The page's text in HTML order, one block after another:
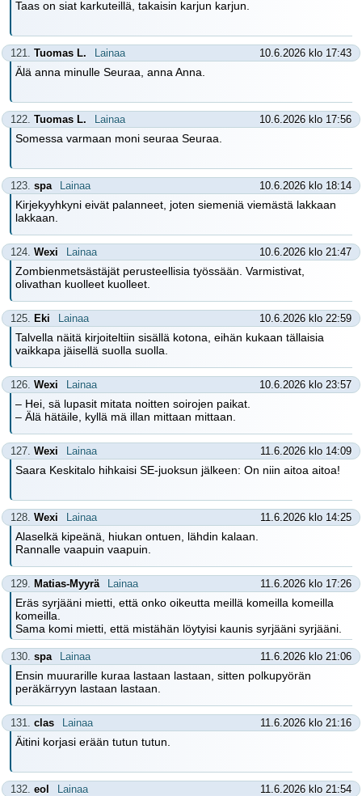
Taas on siat karkuteillä, takaisin karjun karjun.
121. Tuomas L. Lainaa 10.6.2026 klo 17:43
Älä anna minulle Seuraa, anna Anna.
122. Tuomas L. Lainaa 10.6.2026 klo 17:56
Somessa varmaan moni seuraa Seuraa.
123. spa Lainaa 10.6.2026 klo 18:14
Kirjekyyhkyni eivät palanneet, joten siemeniä viemästä lakkaan
lakkaan.
124. Wexi Lainaa 10.6.2026 klo 21:47
Zombienmetsästäjät perusteellisia työssään. Varmistivat,
olivathan kuolleet kuolleet.
125. Eki Lainaa 10.6.2026 klo 22:59
Talvella näitä kirjoiteltiin sisällä kotona, eihän kukaan tällaisia
vaikkapa jäisellä suolla suolla.
126. Wexi Lainaa 10.6.2026 klo 23:57
– Hei, sä lupasit mitata noitten soirojen paikat.
– Älä hätäile, kyllä mä illan mittaan mittaan.
127. Wexi Lainaa 11.6.2026 klo 14:09
Saara Keskitalo hihkaisi SE-juoksun jälkeen: On niin aitoa aitoa!
128. Wexi Lainaa 11.6.2026 klo 14:25
Alaselkä kipeänä, hiukan ontuen, lähdin kalaan.
Rannalle vaapuin vaapuin.
129. Matias-Myyrä Lainaa 11.6.2026 klo 17:26
Eräs syrjääni mietti, että onko oikeutta meillä komeilla komeilla
komeilla.
Sama komi mietti, että mistähän löytyisi kaunis syrjääni syrjääni.
130. spa Lainaa 11.6.2026 klo 21:06
Ensin muurarille kuraa lastaan lastaan, sitten polkupyörän
peräkärryyn lastaan lastaan.
131. clas Lainaa 11.6.2026 klo 21:16
Äitini korjasi erään tutun tutun.
132. eol Lainaa 11.6.2026 klo 21:54